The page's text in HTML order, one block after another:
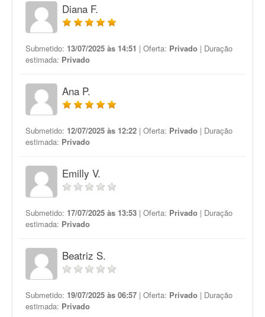
Diana F.
Submetido: 13/07/2025 às 14:51 | Oferta: Privado | Duração
estimada: Privado
Ana P.
Submetido: 12/07/2025 às 12:22 | Oferta: Privado | Duração
estimada: Privado
Emilly V.
Submetido: 17/07/2025 às 13:53 | Oferta: Privado | Duração
estimada: Privado
Beatriz S.
Submetido: 19/07/2025 às 06:57 | Oferta: Privado | Duração
estimada: Privado